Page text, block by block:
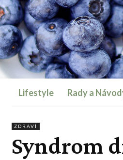
Lifestyle Rady a
ZDRAVÍ
Syndrom